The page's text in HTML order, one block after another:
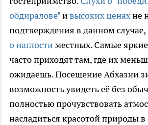
обдиралове"ивысоких ценахне
подтверждения в данном случае,
о наглостиместных. Самые
часто приходят там, где их
ожидаешь. Посещение Абхазии
возможность увидеть её без
полностью прочувствовать
насладиться красотой природы